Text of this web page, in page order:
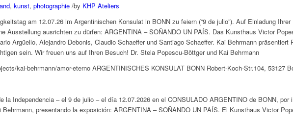
, kunst, photographie /by KHP Ateliers
am 12.07.26 im Argentinischen Konsulat in BONN zu feiern (“9 de julio”). Auf Einladung
Ausstellung ausrichten zu dürfen: ARGENTINA – SOÑANDO UN PAÍS. Das Kunsthaus Victor
Argüello, Alejandro Debonis, Claudio Schaeffer und Santiago Schaeffer. Kai Behrmann
sein. Wir freuen uns auf Ihren Besuch! Dr. Stela Popescu-Böttger und Kai Behrmann
kai-behrmann/amor-eterno ARGENTINISCHES KONSULAT BONN Robert-Koch-Str.104, 53127
Independencia – el 9 de julio – el día 12.07.2026 en el CONSULADO ARGENTINO de BONN,
presentando la exposición: ARGENTINA – SOÑANDO UN PAÍS. El Kunsthaus Victor